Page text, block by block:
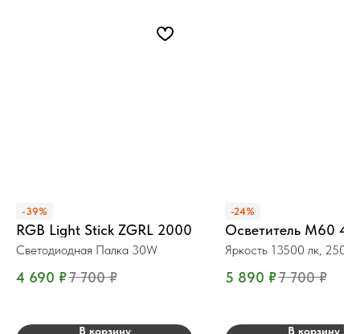
-39%
RGB Light Stick ZGRL 2000
Светодиодная Палка 30W
4 690 ₽7 700 ₽
В корзину
-24%
Осветитель М60
Яркость 13500 лк,
5 890 ₽7 700 ₽
В корзину